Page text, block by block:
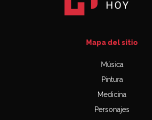
Mapa del sitio
Música
Pintura
Medicina
Personajes